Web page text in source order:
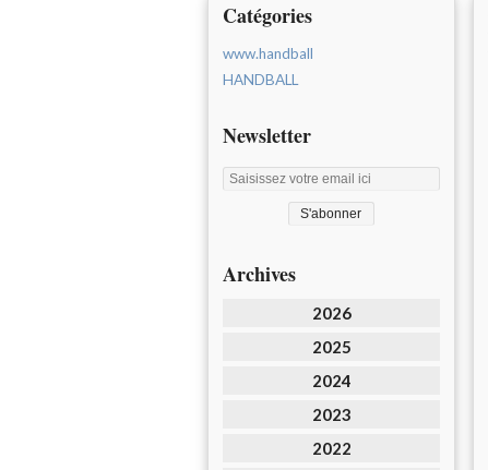
Catégories
www.handball
HANDBALL
Newsletter
Archives
2026
2025
2024
2023
2022